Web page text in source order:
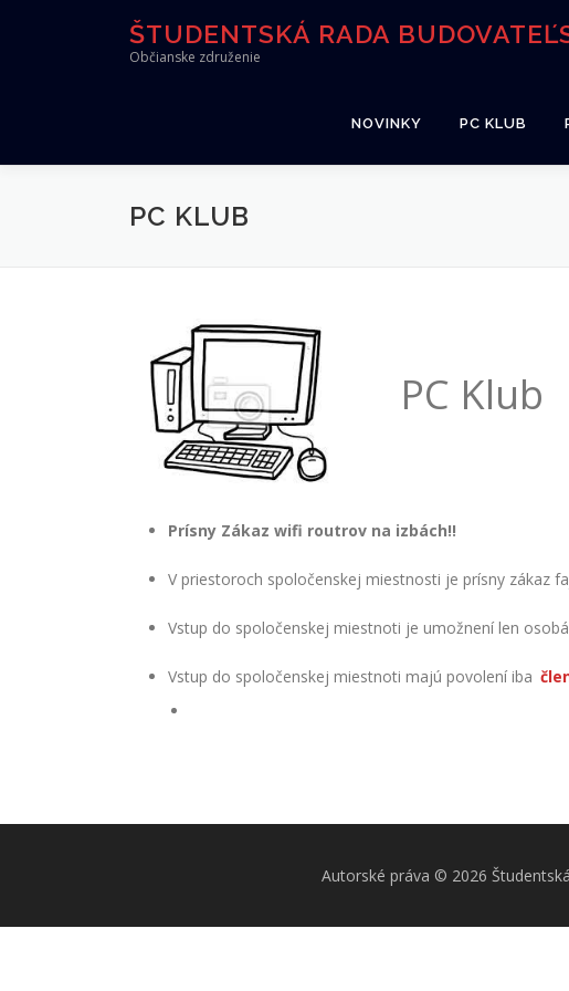
ŠTUDENTSKÁ RADA
Občianske združenie
NOVINKY PC KLUB
PC KLUB
PC Klub
Prísny Zákaz wifi routrov na izbách!!
V priestoroch spoločenskej miestnosti je prísny zákaz
Vstup do spoločenskej miestnoti je umožnení len
Vstup do spoločenskej miestnoti majú povolení iba
Autorské práva © 2026